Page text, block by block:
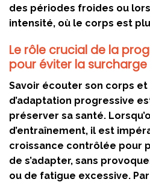
des périodes froides ou
intensité, où le corps est
Le rôle crucial de la
pour éviter la surcharge
Savoir écouter son corps
d’adaptation progressive
préserver sa santé.
d’entraînement, il est
croissance contrôlée pour
de s’adapter, sans
ou de fatigue excessive.